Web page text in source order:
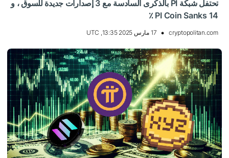
تحتفل شبكة PI بالذكرى السادسة مع 3 إصدارات جديدة للسوق ، و
PI Coin Sanks 14 ٪
cryptopolitan.com 17 مارس 2025 13:35, UTC